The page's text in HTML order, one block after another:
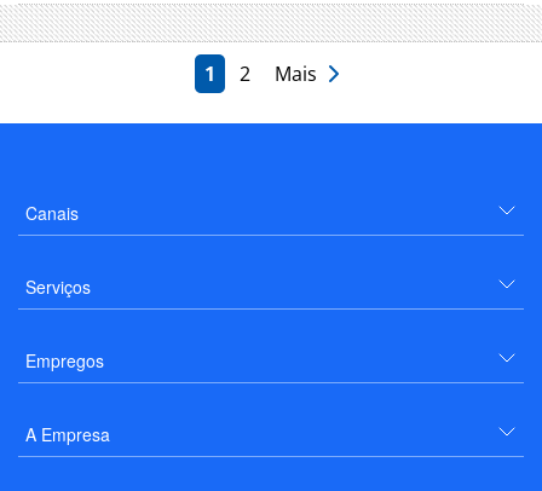
1 2 Mais
Canais
Serviços
Empregos
A Empresa